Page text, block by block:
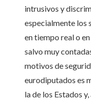
intrusivos y
especialmente los
en tiempo real o
salvo muy
motivos de
eurodiputados es
la de los Estados y,